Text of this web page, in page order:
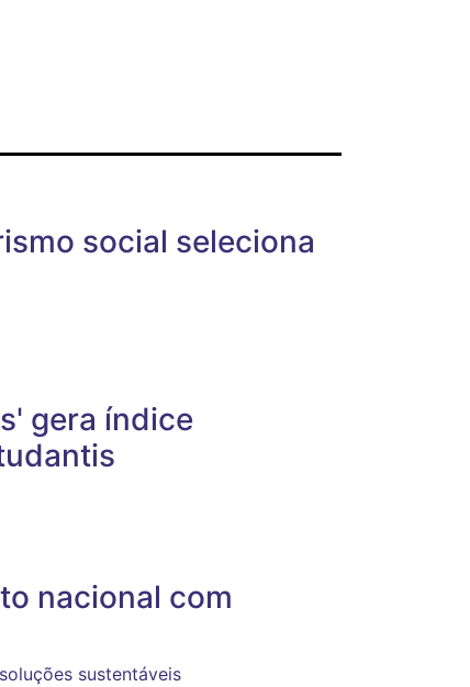
social seleciona
gera índice
nacional com
sustentáveis